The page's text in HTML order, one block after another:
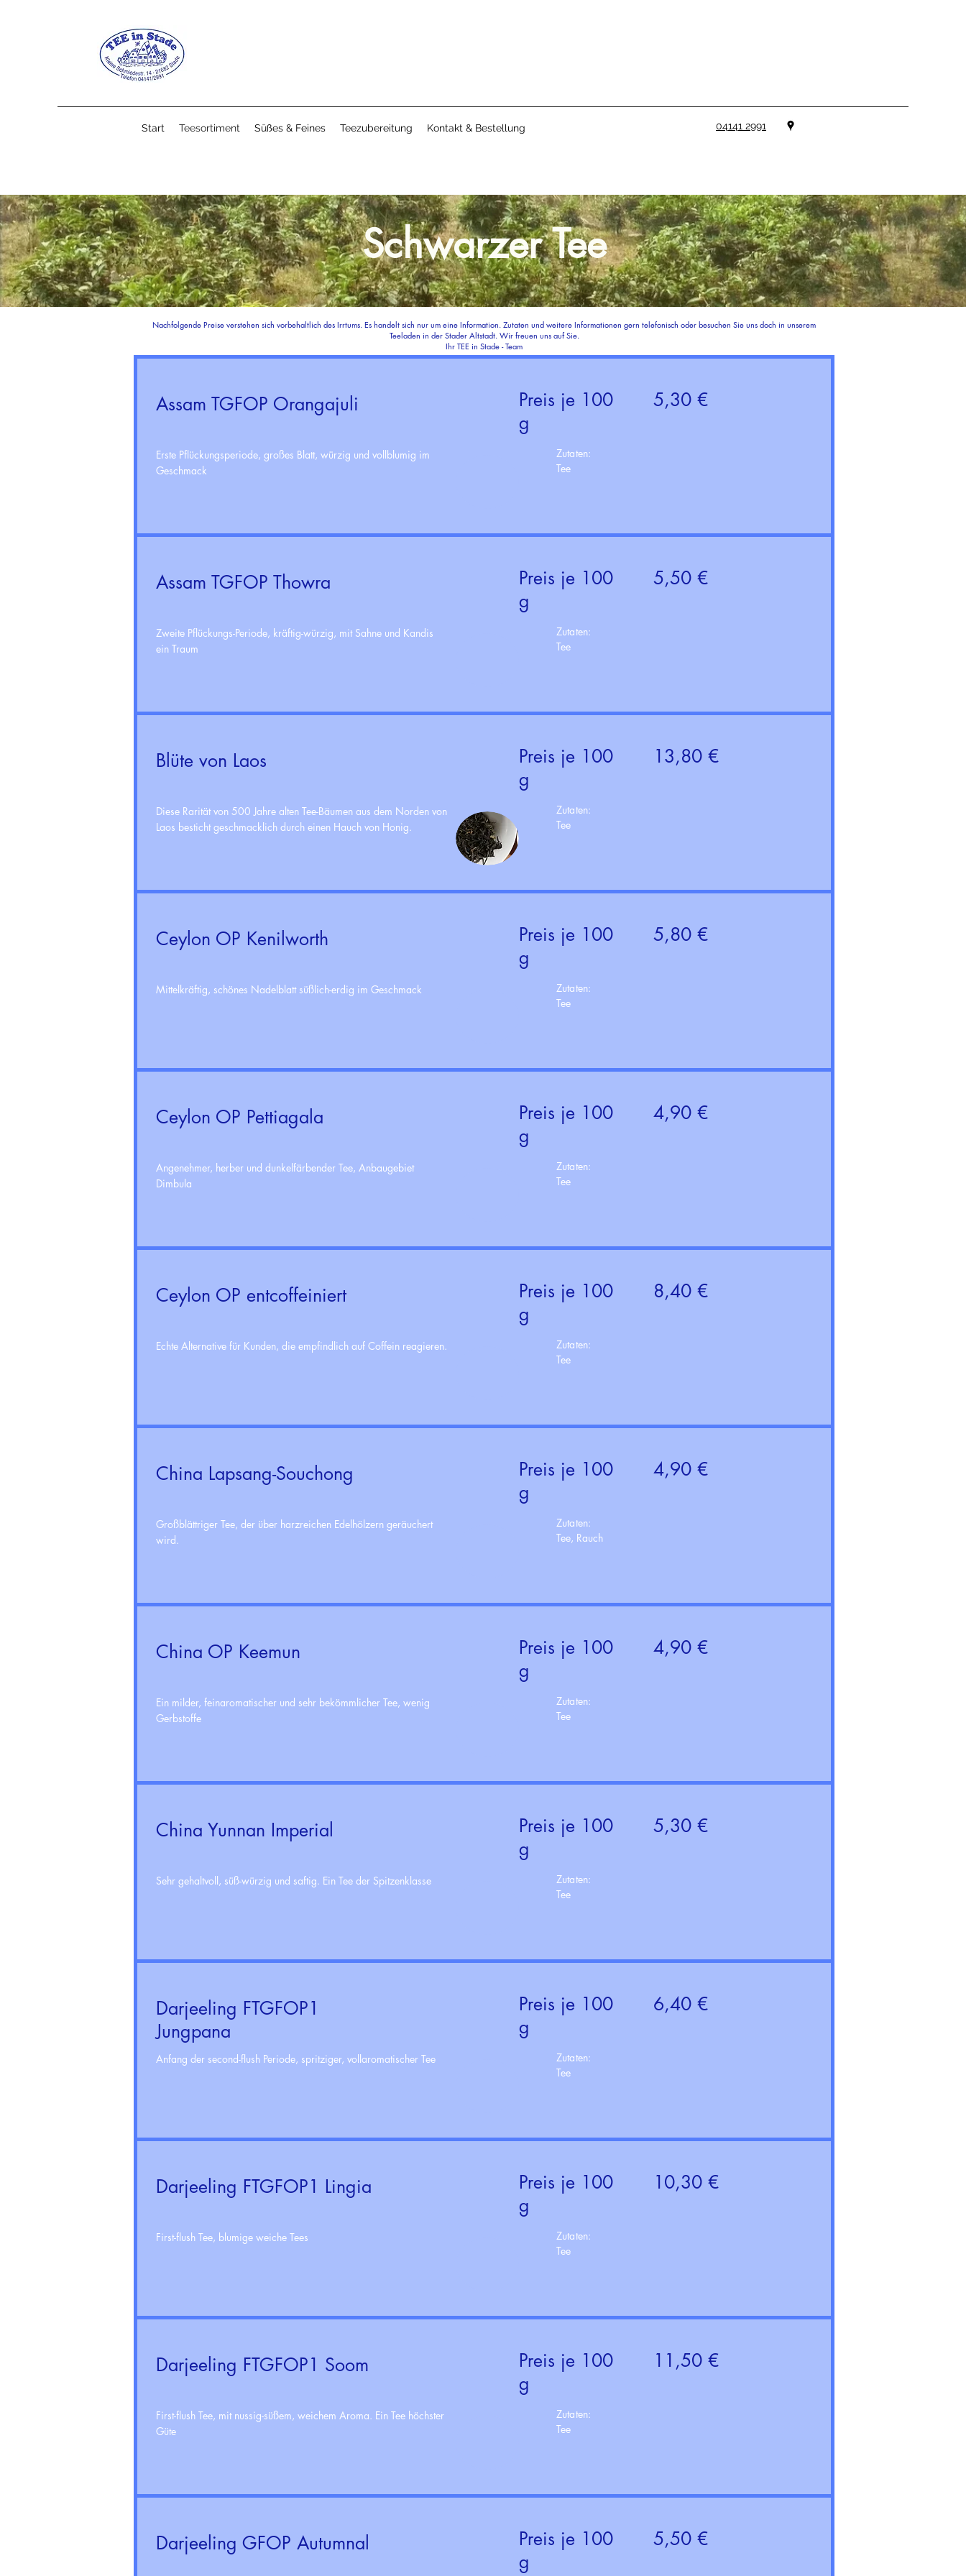
Start Teesortiment Süßes & Feines Teezubereitung Kontakt & Bestellung 04141 2991
Schwarzer Tee
Nachfolgende Preise verstehen sich vorbehaltlich des Irrtums. Es handelt sich nur um eine Information. Zutaten und weitere Informationen gern telefonisch oder besuchen Sie uns doch in unserem
Teeladen in der Stader Altstadt. Wir freuen uns auf Sie.
Ihr TEE in Stade - Team
Assam TGFOP Orangajuli
Preis je 100
g
5,30 €
Erste Pflückungsperiode, großes Blatt, würzig und vollblumig im
Geschmack
Zutaten:
Tee
Assam TGFOP Thowra
Preis je 100
g
5,50 €
Zweite Pflückungs-Periode, kräftig-würzig, mit Sahne und Kandis
ein Traum
Zutaten:
Tee
Blüte von Laos
Preis je 100
g
13,80 €
Diese Rarität von 500 Jahre alten Tee-Bäumen aus dem Norden von
Laos besticht geschmacklich durch einen Hauch von Honig.
Zutaten:
Tee
Ceylon OP Kenilworth
Preis je 100
g
5,80 €
Mittelkräftig, schönes Nadelblatt süßlich-erdig im Geschmack
Zutaten:
Tee
Ceylon OP Pettiagala
Preis je 100
g
4,90 €
Angenehmer, herber und dunkelfärbender Tee, Anbaugebiet
Dimbula
Zutaten:
Tee
Ceylon OP entcoffeiniert
Preis je 100
g
8,40 €
Echte Alternative für Kunden, die empfindlich auf Coffein reagieren.
Zutaten:
Tee
China Lapsang-Souchong
Preis je 100
g
4,90 €
Großblättriger Tee, der über harzreichen Edelhölzern geräuchert
wird.
Zutaten:
Tee, Rauch
China OP Keemun
Preis je 100
g
4,90 €
Ein milder, feinaromatischer und sehr bekömmlicher Tee, wenig
Gerbstoffe
Zutaten:
Tee
China Yunnan Imperial
Preis je 100
g
5,30 €
Sehr gehaltvoll, süß-würzig und saftig. Ein Tee der Spitzenklasse
Zutaten:
Tee
Darjeeling FTGFOP1
Jungpana
Preis je 100
g
6,40 €
Anfang der second-flush Periode, spritziger, vollaromatischer Tee
Zutaten:
Tee
Darjeeling FTGFOP1 Lingia
Preis je 100
g
10,30 €
First-flush Tee, blumige weiche Tees
Zutaten:
Tee
Darjeeling FTGFOP1 Soom
Preis je 100
g
11,50 €
First-flush Tee, mit nussig-süßem, weichem Aroma. Ein Tee höchster
Güte
Zutaten:
Tee
Darjeeling GFOP Autumnal
Preis je 100
g
5,50 €